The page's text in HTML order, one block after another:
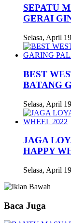
SEPATU
GERAI
Selasa, April
BEST
BATANG
Selasa, April
JAGA
HAPPY
Selasa, April
Baca Juga